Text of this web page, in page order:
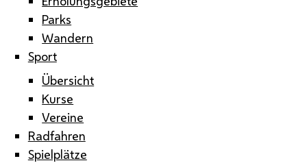
Parks
Wandern
Sport
Übersicht
Kurse
Vereine
Radfahren
Spielplätze